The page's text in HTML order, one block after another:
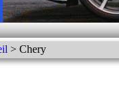
> Chery